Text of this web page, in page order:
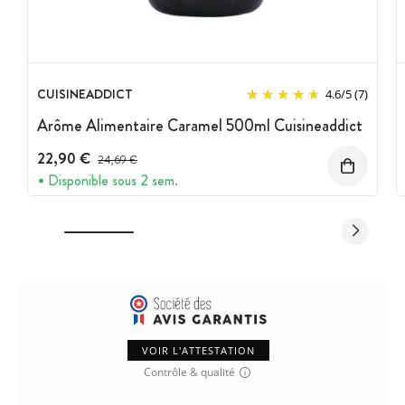
CUISINEADDICT 4.6/5(7)
Arôme Alimentaire Caramel 500ml Cuisineaddict
22,90 € Prix avant réduction :
24,69 €
Disponible sous 2 sem.
VOIR L'ATTESTATION
Contrôle & qualité